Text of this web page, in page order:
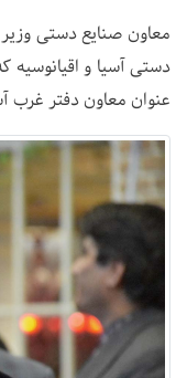
معاون صنایع دستی
دستی آسیا و اقیانوسیه
عنوان معاون دفتر